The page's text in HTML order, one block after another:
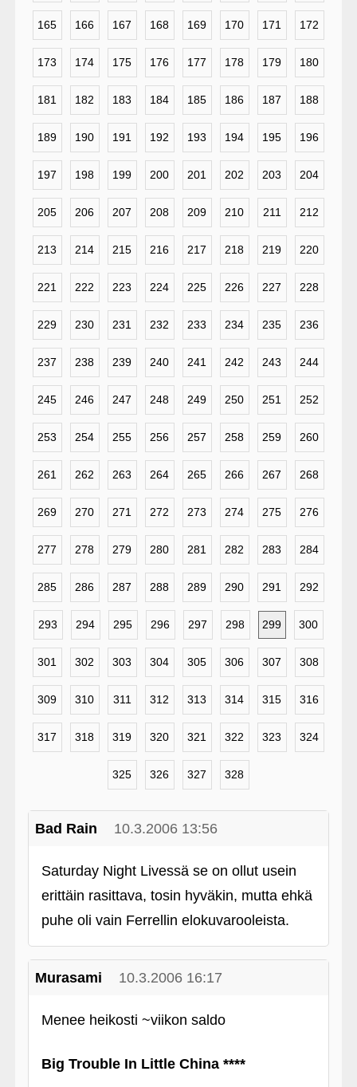
165 166 167 168 169 170 171 172
173 174 175 176 177 178 179 180
181 182 183 184 185 186 187 188
189 190 191 192 193 194 195 196
197 198 199 200 201 202 203 204
205 206 207 208 209 210 211 212
213 214 215 216 217 218 219 220
221 222 223 224 225 226 227 228
229 230 231 232 233 234 235 236
237 238 239 240 241 242 243 244
245 246 247 248 249 250 251 252
253 254 255 256 257 258 259 260
261 262 263 264 265 266 267 268
269 270 271 272 273 274 275 276
277 278 279 280 281 282 283 284
285 286 287 288 289 290 291 292
293 294 295 296 297 298 299 300
301 302 303 304 305 306 307 308
309 310 311 312 313 314 315 316
317 318 319 320 321 322 323 324
325 326 327 328
Bad Rain 10.3.2006 13:56
Saturday Night Livessä se on ollut usein
erittäin rasittava, tosin hyväkin, mutta ehkä
puhe oli vain Ferrellin elokuvarooleista.
Murasami 10.3.2006 16:17
Menee heikosti ~viikon saldo
Big Trouble In Little China ****